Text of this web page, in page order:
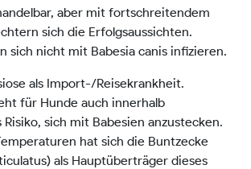
aber mit fortschreitendem
sich die Erfolgsaussichten.
sich nicht mit Babesia canis infizieren.
als Import-/Reisekrankheit.
für Hunde auch innerhalb
Risiko, sich mit Babesien anzustecken.
hat sich die Buntzecke
als Hauptüberträger dieses